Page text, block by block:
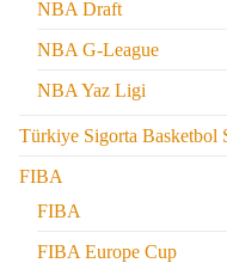
NBA Draft
NBA G-League
NBA Yaz Ligi
Türkiye Sigorta Basketbol
FIBA
FIBA
FIBA Europe Cup